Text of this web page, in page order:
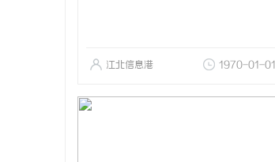
江北信息港 1970-01-01